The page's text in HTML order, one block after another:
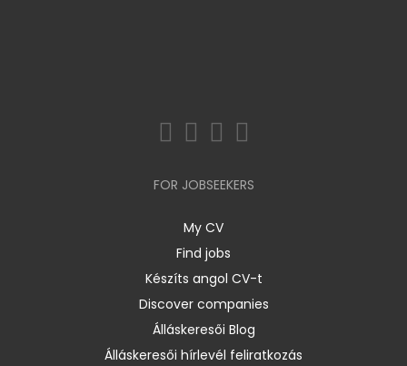
FOR JOBSEEKERS
My CV
Find jobs
Készíts angol CV-t
Discover companies
Álláskeresői Blog
Álláskeresői hírlevél feliratkozás